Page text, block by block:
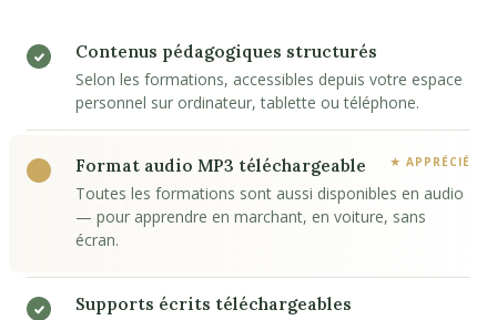
Contenus pédagogiques structurés
Selon les formations, accessibles depuis votre espace
personnel sur ordinateur, tablette ou téléphone.
Format audio MP3 téléchargeable
Toutes les formations sont aussi disponibles en audio
— pour apprendre en marchant, en voiture, sans
écran.
Supports écrits téléchargeables